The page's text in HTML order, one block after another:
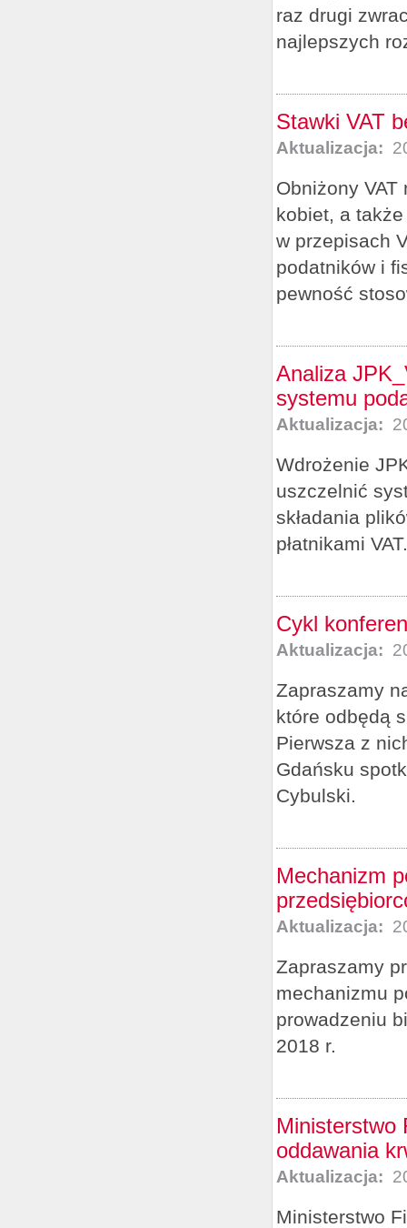
raz drugi
najlepszych
Stawki VAT
Aktualizacja:
Obniżony
kobiet, a
w przepisach
podatników i
pewność
Analiza
systemu
Aktualizacja:
Wdrożenie
uszczelnić
składania
płatnikami VAT.
Cykl
Aktualizacja:
Zapraszamy
które odbędą
Pierwsza z
Gdańsku
Cybulski.
Mechanizm
Aktualizacja:
Zapraszamy
mechanizmu
prowadzeniu
2018 r.
Ministerstwo
oddawania
Aktualizacja:
Ministerstwo